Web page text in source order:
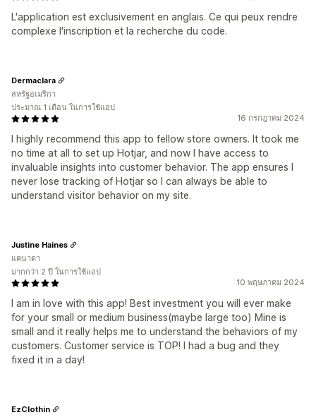
L'application est exclusivement en anglais. Ce qui peux rendre
complexe l'inscription et la recherche du code.
16 กรกฎาคม 2024
I highly recommend this app to fellow store owners. It took me
no time at all to set up Hotjar, and now I have access to
invaluable insights into customer behavior. The app ensures I
never lose tracking of Hotjar so I can always be able to
understand visitor behavior on my site.
Dermaclara
สหรัฐอเมริกา
ประมาณ 1 เดือน ในการใช้แอป
10 พฤษภาคม 2024
I am in love with this app! Best investment you will ever make
for your small or medium business(maybe large too) Mine is
small and it really helps me to understand the behaviors of my
customers. Customer service is TOP! I had a bug and they
fixed it in a day!
Justine Haines
แคนาดา
มากกว่า 2 ปี ในการใช้แอป
EzClothin